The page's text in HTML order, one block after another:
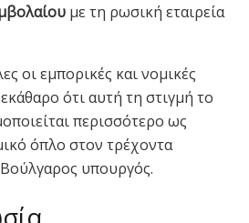
με τη ρωσική εταιρεία
οι εμπορικές και νομικές
ότι αυτή τη στιγμή το
περισσότερο ως
όπλο στον τρέχοντα
υπουργός.